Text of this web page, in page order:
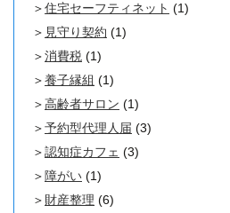
住宅セーフティネット (1)
見守り契約 (1)
消費税 (1)
養子縁組 (1)
高齢者サロン (1)
予約型代理人届 (3)
認知症カフェ (3)
障がい (1)
財産整理 (6)